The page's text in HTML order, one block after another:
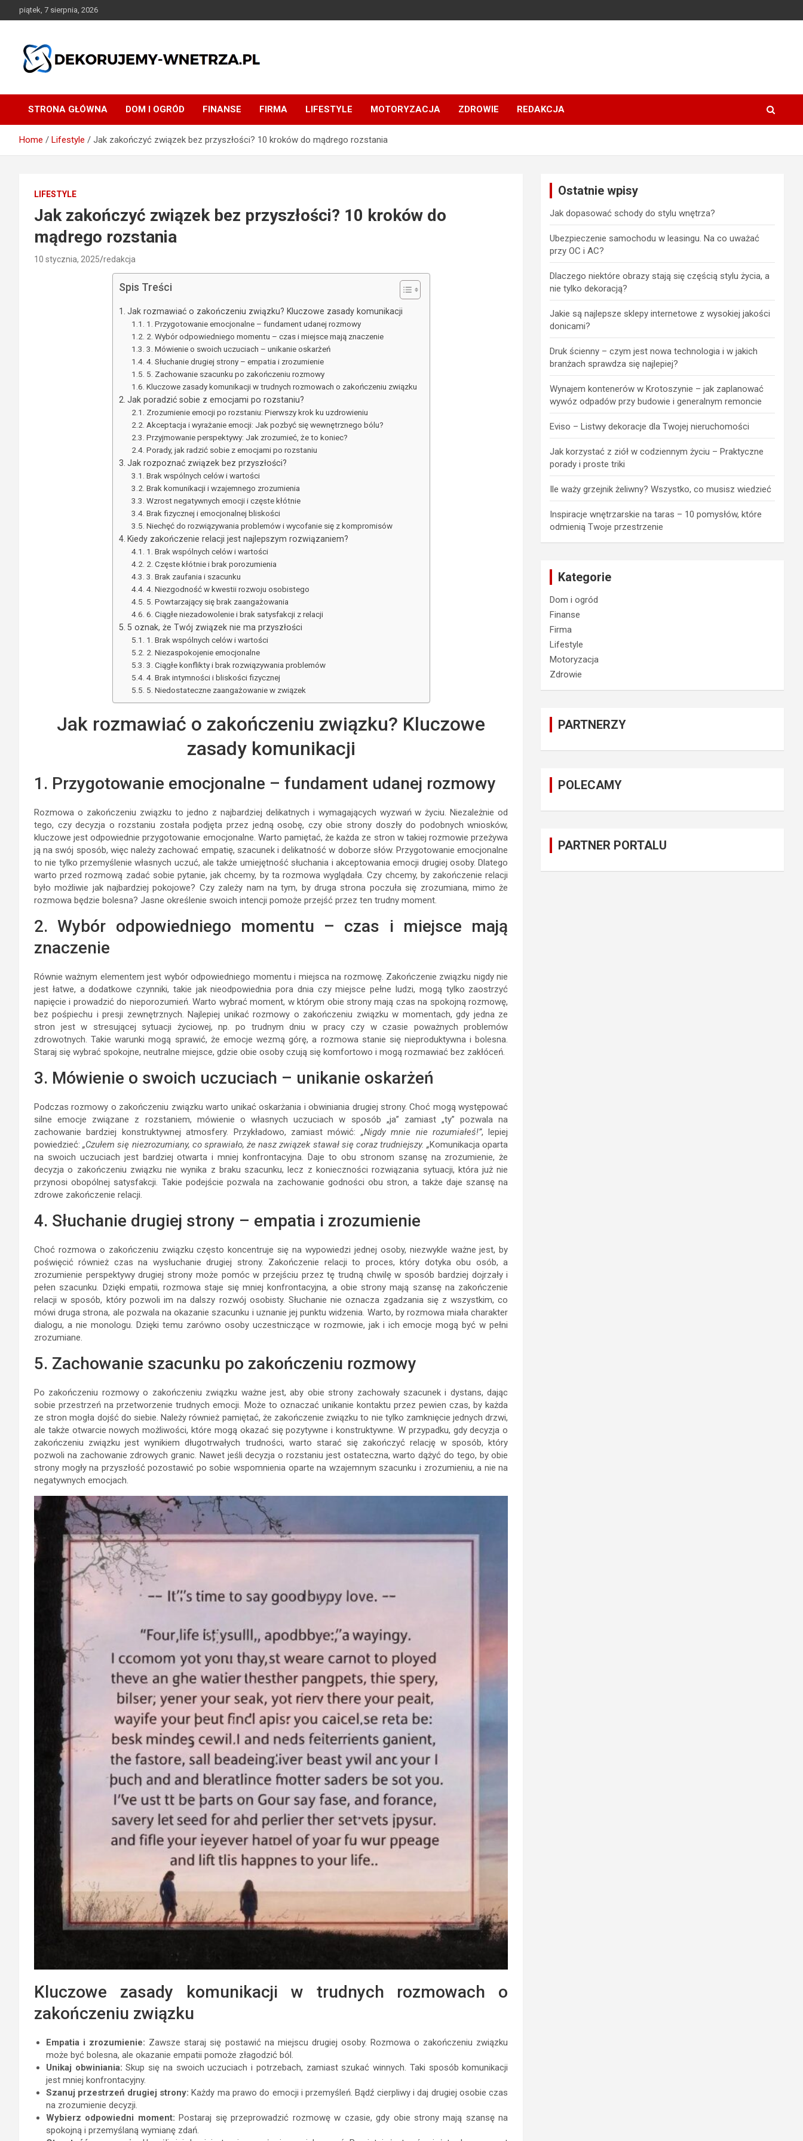
to
piątek, 7 sierpnia, 2026
dekorujemy-wnetrza.pl
STRONA GŁÓWNA DOM I OGRÓD FINANSE FIRMA LIFESTYLE MOTORYZACJA ZDROWIE REDAKCJA
Home Lifestyle Jak zakończyć związek bez przyszłości? 10 kroków do mądrego rozstania
LIFESTYLE
Jak zakończyć związek bez przyszłości? 10 kroków do
mądrego rozstania
10 stycznia, 2025 redakcja
Spis Treści
Jak rozmawiać o zakończeniu związku? Kluczowe zasady komunikacji
1. Przygotowanie emocjonalne – fundament udanej rozmowy
2. Wybór odpowiedniego momentu – czas i miejsce mają znaczenie
3. Mówienie o swoich uczuciach – unikanie oskarżeń
4. Słuchanie drugiej strony – empatia i zrozumienie
5. Zachowanie szacunku po zakończeniu rozmowy
Kluczowe zasady komunikacji w trudnych rozmowach o zakończeniu związku
Jak poradzić sobie z emocjami po rozstaniu?
Zrozumienie emocji po rozstaniu: Pierwszy krok ku uzdrowieniu
Akceptacja i wyrażanie emocji: Jak pozbyć się wewnętrznego bólu?
Przyjmowanie perspektywy: Jak zrozumieć, że to koniec?
Porady, jak radzić sobie z emocjami po rozstaniu
Jak rozpoznać związek bez przyszłości?
Brak wspólnych celów i wartości
Brak komunikacji i wzajemnego zrozumienia
Wzrost negatywnych emocji i częste kłótnie
Brak fizycznej i emocjonalnej bliskości
Niechęć do rozwiązywania problemów i wycofanie się z kompromisów
Kiedy zakończenie relacji jest najlepszym rozwiązaniem?
1. Brak wspólnych celów i wartości
2. Częste kłótnie i brak porozumienia
3. Brak zaufania i szacunku
4. Niezgodność w kwestii rozwoju osobistego
5. Powtarzający się brak zaangażowania
6. Ciągłe niezadowolenie i brak satysfakcji z relacji
5 oznak, że Twój związek nie ma przyszłości
1. Brak wspólnych celów i wartości
2. Niezaspokojenie emocjonalne
3. Ciągłe konflikty i brak rozwiązywania problemów
4. Brak intymności i bliskości fizycznej
5. Niedostateczne zaangażowanie w związek
Jak rozmawiać o zakończeniu związku? Kluczowe
zasady komunikacji
1. Przygotowanie emocjonalne – fundament udanej rozmowy
Rozmowa o zakończeniu związku to jedno z najbardziej delikatnych i wymagających wyzwań w życiu. Niezależnie od
tego, czy decyzja o rozstaniu została podjęta przez jedną osobę, czy obie strony doszły do podobnych wniosków,
kluczowe jest odpowiednie przygotowanie emocjonalne. Warto pamiętać, że każda ze stron w takiej rozmowie przeżywa
ją na swój sposób, więc należy zachować empatię, szacunek i delikatność w doborze słów. Przygotowanie emocjonalne
to nie tylko przemyślenie własnych uczuć, ale także umiejętność słuchania i akceptowania emocji drugiej osoby. Dlatego
warto przed rozmową zadać sobie pytanie, jak chcemy, by ta rozmowa wyglądała. Czy chcemy, by zakończenie relacji
było możliwie jak najbardziej pokojowe? Czy zależy nam na tym, by druga strona poczuła się zrozumiana, mimo że
rozmowa będzie bolesna? Jasne określenie swoich intencji pomoże przejść przez ten trudny moment.
2. Wybór odpowiedniego momentu – czas i miejsce mają
znaczenie
Równie ważnym elementem jest wybór odpowiedniego momentu i miejsca na rozmowę. Zakończenie związku nigdy nie
jest łatwe, a dodatkowe czynniki, takie jak nieodpowiednia pora dnia czy miejsce pełne ludzi, mogą tylko zaostrzyć
napięcie i prowadzić do nieporozumień. Warto wybrać moment, w którym obie strony mają czas na spokojną rozmowę,
bez pośpiechu i presji zewnętrznych. Najlepiej unikać rozmowy o zakończeniu związku w momentach, gdy jedna ze
stron jest w stresującej sytuacji życiowej, np. po trudnym dniu w pracy czy w czasie poważnych problemów
zdrowotnych. Takie warunki mogą sprawić, że emocje wezmą górę, a rozmowa stanie się nieproduktywna i bolesna.
Staraj się wybrać spokojne, neutralne miejsce, gdzie obie osoby czują się komfortowo i mogą rozmawiać bez zakłóceń.
3. Mówienie o swoich uczuciach – unikanie oskarżeń
Podczas rozmowy o zakończeniu związku warto unikać oskarżania i obwiniania drugiej strony. Choć mogą występować
silne emocje związane z rozstaniem, mówienie o własnych uczuciach w sposób „ja” zamiast „ty” pozwala na
zachowanie bardziej konstruktywnej atmosfery. Przykładowo, zamiast mówić: „Nigdy mnie nie rozumiałeś!”, lepiej
powiedzieć:„Czułem się niezrozumiany, co sprawiało, że nasz związek stawał się coraz trudniejszy. „Komunikacja oparta
na swoich uczuciach jest bardziej otwarta i mniej konfrontacyjna. Daje to obu stronom szansę na zrozumienie, że
decyzja o zakończeniu związku nie wynika z braku szacunku, lecz z konieczności rozwiązania sytuacji, która już nie
przynosi obopólnej satysfakcji. Takie podejście pozwala na zachowanie godności obu stron, a także daje szansę na
zdrowe zakończenie relacji.
4. Słuchanie drugiej strony – empatia i zrozumienie
Choć rozmowa o zakończeniu związku często koncentruje się na wypowiedzi jednej osoby, niezwykle ważne jest, by
poświęcić również czas na wysłuchanie drugiej strony. Zakończenie relacji to proces, który dotyka obu osób, a
zrozumienie perspektywy drugiej strony może pomóc w przejściu przez tę trudną chwilę w sposób bardziej dojrzały i
pełen szacunku. Dzięki empatii, rozmowa staje się mniej konfrontacyjna, a obie strony mają szansę na zakończenie
relacji w sposób, który pozwoli im na dalszy rozwój osobisty. Słuchanie nie oznacza zgadzania się z wszystkim, co
mówi druga strona, ale pozwala na okazanie szacunku i uznanie jej punktu widzenia. Warto, by rozmowa miała charakter
dialogu, a nie monologu. Dzięki temu zarówno osoby uczestniczące w rozmowie, jak i ich emocje mogą być w pełni
zrozumiane.
5. Zachowanie szacunku po zakończeniu rozmowy
Po zakończeniu rozmowy o zakończeniu związku ważne jest, aby obie strony zachowały szacunek i dystans, dając
sobie przestrzeń na przetworzenie trudnych emocji. Może to oznaczać unikanie kontaktu przez pewien czas, by każda
ze stron mogła dojść do siebie. Należy również pamiętać, że zakończenie związku to nie tylko zamknięcie jednych drzwi,
ale także otwarcie nowych możliwości, które mogą okazać się pozytywne i konstruktywne. W przypadku, gdy decyzja o
zakończeniu związku jest wynikiem długotrwałych trudności, warto starać się zakończyć relację w sposób, który
pozwoli na zachowanie zdrowych granic. Nawet jeśli decyzja o rozstaniu jest ostateczna, warto dążyć do tego, by obie
strony mogły na przyszłość pozostawić po sobie wspomnienia oparte na wzajemnym szacunku i zrozumieniu, a nie na
negatywnych emocjach.
Kluczowe zasady komunikacji w trudnych rozmowach o
zakończeniu związku
Empatia i zrozumienie: Zawsze staraj się postawić na miejscu drugiej osoby. Rozmowa o zakończeniu związku
może być bolesna, ale okazanie empatii pomoże złagodzić ból.
Unikaj obwiniania: Skup się na swoich uczuciach i potrzebach, zamiast szukać winnych. Taki sposób komunikacji
jest mniej konfrontacyjny.
Szanuj przestrzeń drugiej strony: Każdy ma prawo do emocji i przemyśleń. Bądź cierpliwy i daj drugiej osobie czas
na zrozumienie decyzji.
Wybierz odpowiedni moment: Postaraj się przeprowadzić rozmowę w czasie, gdy obie strony mają szansę na
spokojną i przemyślaną wymianę zdań.
Ostatnie wpisy
Jak dopasować schody do stylu wnętrza?
Ubezpieczenie samochodu w leasingu. Na co uważać
przy OC i AC?
Dlaczego niektóre obrazy stają się częścią stylu życia, a
nie tylko dekoracją?
Jakie są najlepsze sklepy internetowe z wysokiej jakości
donicami?
Druk ścienny – czym jest nowa technologia i w jakich
branżach sprawdza się najlepiej?
Wynajem kontenerów w Krotoszynie – jak zaplanować
wywóz odpadów przy budowie i generalnym remoncie
Eviso – Listwy dekoracje dla Twojej nieruchomości
Jak korzystać z ziół w codziennym życiu – Praktyczne
porady i proste triki
Ile waży grzejnik żeliwny? Wszystko, co musisz wiedzieć
Inspiracje wnętrzarskie na taras – 10 pomysłów, które
odmienią Twoje przestrzenie
Kategorie
Dom i ogród
Finanse
Firma
Lifestyle
Motoryzacja
Zdrowie
PARTNERZY
POLECAMY
PARTNER PORTALU